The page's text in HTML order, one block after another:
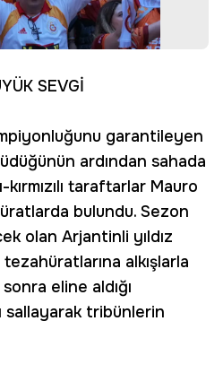
SEVGİ
garantileyen
ardından sahada
taraftarlar Mauro
bulundu. Sezon
olan Arjantinli yıldız
alkışlarla
eline aldığı
sallayarak tribünlerin